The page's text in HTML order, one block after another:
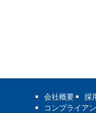
会社概要
採
コンプライア